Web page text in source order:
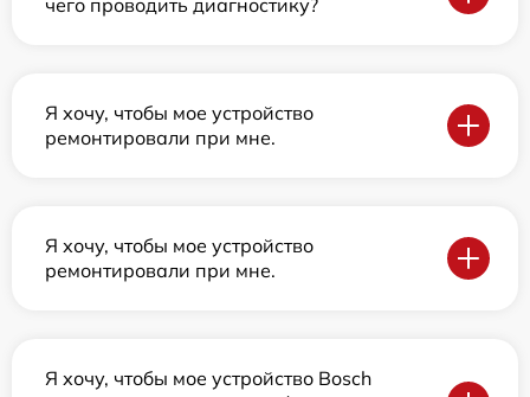
Я хочу, чтобы мое устройство
ремонтировали при мне.
Я хочу, чтобы мое устройство
ремонтировали при мне.
Я хочу, чтобы мое устройство Bosch